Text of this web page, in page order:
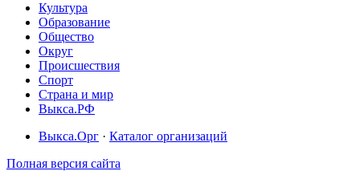
Культура
Образование
Общество
Округ
Происшествия
Спорт
Страна и мир
Выкса.РФ
Выкса.Орг · Каталог организаций
Полная версия сайта